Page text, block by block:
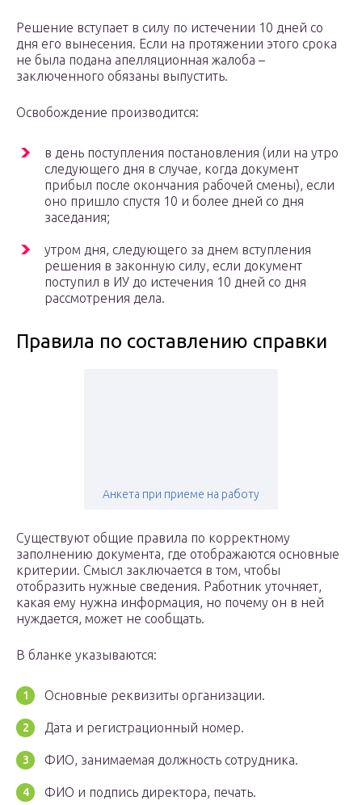
Решение вступает в силу по истечении 10 дней со
дня его вынесения. Если на протяжении этого срока
не была подана апелляционная жалоба –
заключенного обязаны выпустить.
Освобождение производится:
в день поступления постановления (или на утро
следующего дня в случае, когда документ
прибыл после окончания рабочей смены), если
оно пришло спустя 10 и более дней со дня
заседания;
утром дня, следующего за днем вступления
решения в законную силу, если документ
поступил в ИУ до истечения 10 дней со дня
рассмотрения дела.
Правила по составлению справки
Анкета при приеме на работу
Существуют общие правила по корректному
заполнению документа, где отображаются основные
критерии. Смысл заключается в том, чтобы
отобразить нужные сведения. Работник уточняет,
какая ему нужна информация, но почему он в ней
нуждается, может не сообщать.
В бланке указываются:
Основные реквизиты организации.
Дата и регистрационный номер.
ФИО, занимаемая должность сотрудника.
ФИО и подпись директора, печать.